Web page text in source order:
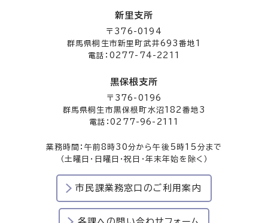
新里支所
〒376-0194
群馬県桐生市新里町武井693番地1
電話：0277-74-2211
黒保根支所
〒376-0196
群馬県桐生市黒保根町水沼182番地3
電話：0277-96-2111
業務時間：午前8時30分から午後5時15分まで
（土曜日・日曜日・祝日・年末年始を除く）
市民課業務窓口のご利用案内